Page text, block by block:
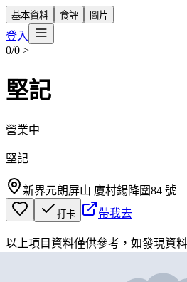
基本資料 食評 圖片
登入
0/0 >
堅記
營業中
堅記
新界元朗屏山 廈村鍚降圍84 號
打卡 帶我去
以上項目資料僅供參考，如發現資